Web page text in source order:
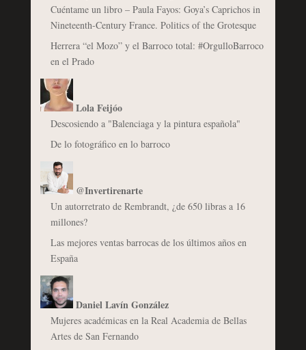
Cuéntame un libro – Paula Fayos: Goya’s Caprichos in
Nineteenth-Century France. Politics of the Grotesque
Herrera “el Mozo” y el Barroco total: #OrgulloBarroco
en el Prado
Lola Feijóo
Descosiendo a "Balenciaga y la pintura española"
De lo fotográfico en lo barroco
@Invertirenarte
Un autorretrato de Rembrandt, ¿de 650 libras a 16
millones?
Las mejores ventas barrocas de los últimos años en
España
Daniel Lavín González
Mujeres académicas en la Real Academia de Bellas
Artes de San Fernando